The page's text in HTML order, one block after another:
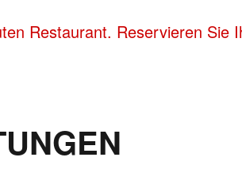
Restaurant. Reservieren Sie